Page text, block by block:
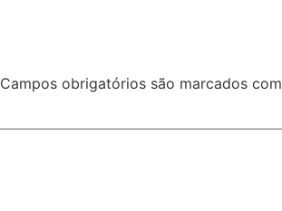
Campos obrigatórios são marcados com